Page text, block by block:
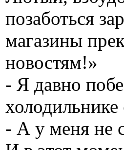
позаботься
магазины
новостям!»
- Я давно
- А у меня не